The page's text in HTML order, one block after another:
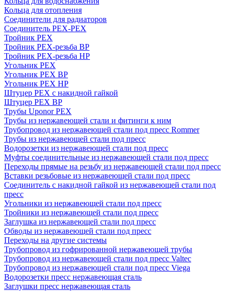
Кольца для отопления
Соединители для радиаторов
Соединитель PEX-PEX
Тройник PEX
Тройник PEX-резьба ВР
Тройник PEX-резьба НР
Угольник PEX
Угольник PEX ВР
Угольник PEX НР
Штуцер PEX c накидной гайкой
Штуцер PEX ВР
Трубы Uponor PEX
Трубы из нержавеющей стали и фитинги к ним
Трубопровод из нержавеющей стали под пресс Rommer
Трубы из нержавеющей стали под пресс
Водорозетки из нержавеющей стали под пресс
Муфты соединительные из нержавеющей стали под пресс
Переходы прямые на резьбу из нержавеющей стали под пресс
Вставки резьбовые из нержавеющей стали под пресс
Соединитель с накидной гайкой из нержавеющей стали под
пресс
Угольники из нержавеющей стали под пресс
Тройники из нержавеющей стали под пресс
Заглушка из нержавеющей стали под пресс
Обводы из нержавеющей стали под пресс
Переходы на другие системы
Трубопровод из гофрированной нержавеющей трубы
Трубопровод из нержавеющей стали под пресс Valtec
Трубопровод из нержавеющей стали под пресс Viega
Водорозетки пресс нержавеющая сталь
Заглушки пресс нержавеющая сталь